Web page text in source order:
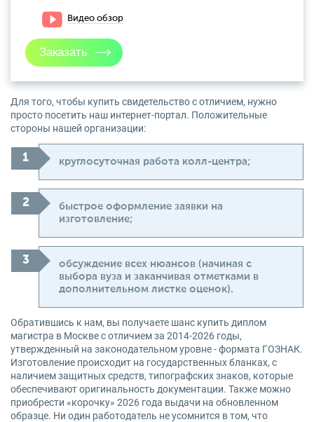
Видео обзор
Для того, чтобы купить свидетельство с отличием, нужно
просто посетить наш интернет-портал. Положительные
стороны нашей организации:
круглосуточная работа колл-центра;
быстрое оформление заявки на
изготовление;
обсуждение всех нюансов (начиная с
выбора вуза и заканчивая отметками в
дополнительном листке оценок).
Обратившись к нам, вы получаете шанс купить диплом
магистра в Москве с отличием за 2014-2026 годы,
утвержденный на законодательном уровне - формата ГОЗНАК.
Изготовление происходит на государственных бланках, с
наличием защитных средств, типографских знаков, которые
обеспечивают оригинальность документации. Также можно
приобрести «корочку» 2026 года выдачи на обновленном
образце. Ни один работодатель не усомнится в том, что